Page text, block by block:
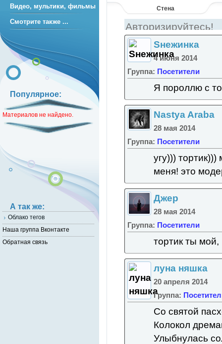
Стена
Sнежинка
4 июня 2014
Группа: Посетители
Я пороллю с
Nastya Araba
28 мая 2014
Группа: Посетители
угу)))
меня! это
Джер
28 мая 2014
Группа: Посетители
тортик ты
луна няшка
20 апреля 2014
Группа:
Со святой
Колокол
Улыбнулась
Видео, мультики, фильмы
Смотрите также ...
Популярное:
Материалов не найдено.
А так же:
Облако тегов
Наша группа Вконтакте
Обратная связь